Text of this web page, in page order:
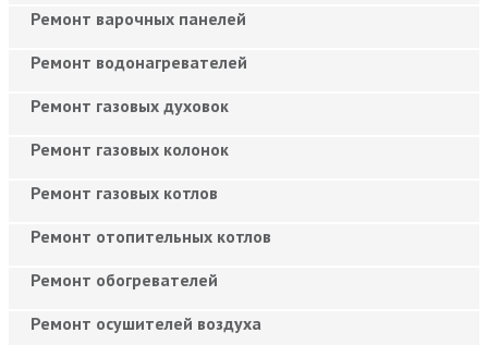
Ремонт варочных панелей
Ремонт водонагревателей
Ремонт газовых духовок
Ремонт газовых колонок
Ремонт газовых котлов
Ремонт отопительных котлов
Ремонт обогревателей
Ремонт осушителей воздуха